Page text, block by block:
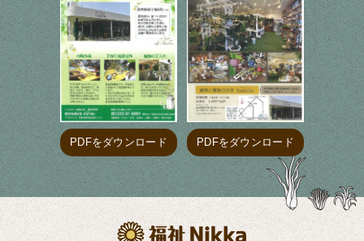
PDFをダウンロード PDFをダウンロード